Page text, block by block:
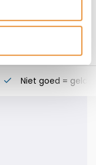
Niet goed = geld